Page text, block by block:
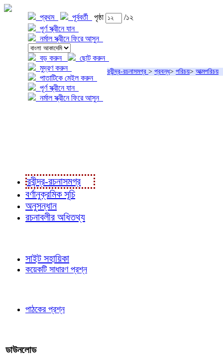
প্রথম পূর্ববর্তী পৃষ্ঠা
/১২
পূর্ণ স্ক্রীনে যান
নর্মাল স্ক্রীনে ফিরে আসুন
বড় করুন
ছোট করুন
মুদ্রণ করুন
পাতাটিকে মেইল করুন
পূর্ণ স্ক্রীনে যান
নর্মাল স্ক্রীনে ফিরে আসুন
রবীন্দ্র-রচনাসমগ্র > প্রবন্ধ> পরিচয়> আত্মপরিচয়
রবীন্দ্র-রচনাসমগ্র
বর্ণানুক্রমিক সূচি
অনুসন্ধান
রচনাবলীর অধিতথ্য
সাইট সহায়িকা
কয়েকটি সাধারণ প্রশ্ন
পাঠকের প্রশ্ন
ডাউনলোড